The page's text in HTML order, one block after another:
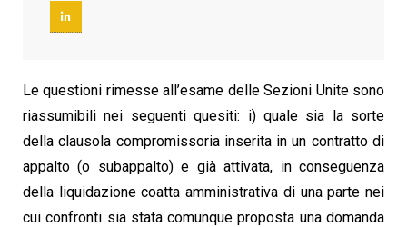
Le questioni rimesse all’esame delle Sezioni Unite sono
riassumibili nei seguenti quesiti: i) quale sia la sorte
della clausola compromissoria inserita in un contratto di
appalto (o subappalto) e già attivata, in conseguenza
della liquidazione coatta amministrativa di una parte nei
cui confronti sia stata comunque proposta una domanda